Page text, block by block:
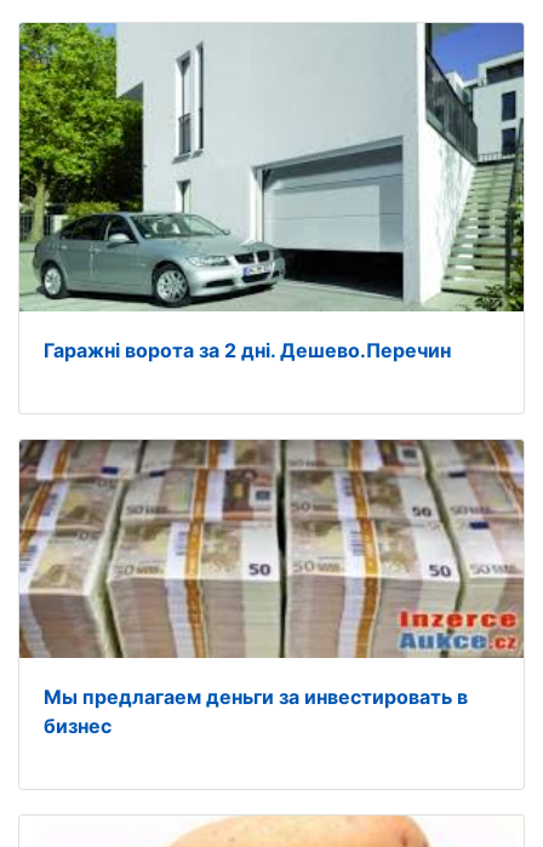
Гаражні ворота за 2 дні. Дешево.Перечин
Мы предлагаем деньги за инвестировать в
бизнес